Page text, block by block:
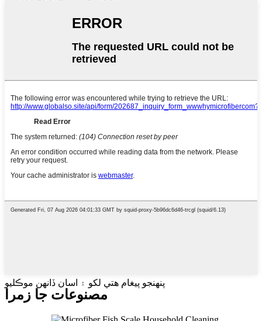
پنهنجو پيغام هتي لکو ۽ اسان ڏانهن موڪليو
مصنوعات جا زمرا